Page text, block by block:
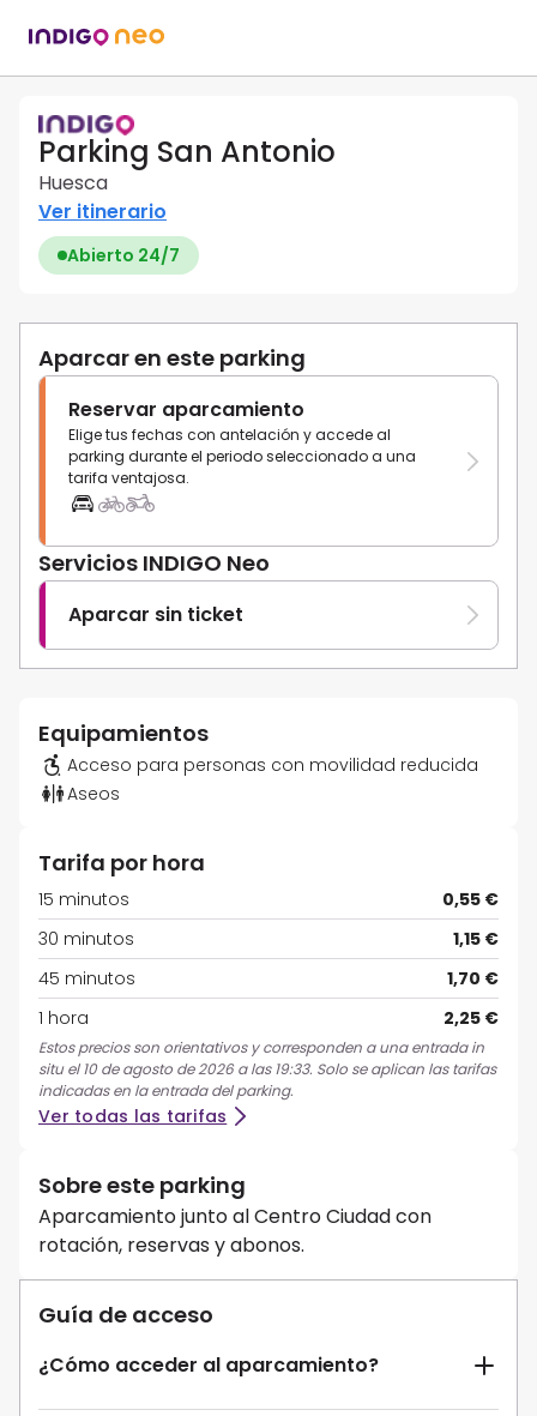
Parking San Antonio
Huesca
Ver itinerario
Abierto 24/7
Aparcar en este parking
Reservar aparcamiento
Elige tus fechas con antelación y accede al
parking durante el periodo seleccionado a una
tarifa ventajosa.
Servicios INDIGO Neo
Aparcar sin ticket
Equipamientos
Acceso para personas con movilidad reducida
Aseos
Tarifa por hora
15 minutos
0,55 €
30 minutos
1,15 €
45 minutos
1,70 €
1 hora
2,25 €
Estos precios son orientativos y corresponden a una entrada in
situ el 10 de agosto de 2026 a las 19:33. Solo se aplican las tarifas
indicadas en la entrada del parking.
Ver todas las tarifas
Sobre este parking
Aparcamiento junto al Centro Ciudad con
rotación, reservas y abonos.
Guía de acceso
¿Cómo acceder al aparcamiento?